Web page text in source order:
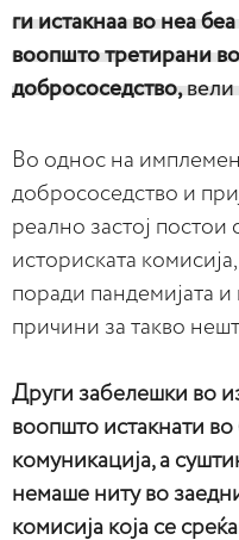
ги истакнаа во неа
воопшто третирани
добрососедство,вели
Во однос на
добрососедство и
реално застој постои
историската
поради пандемијата
причини за такво
Други забелешки во
воопшто истакнати
комуникација, а
немаше ниту во
комисија која се